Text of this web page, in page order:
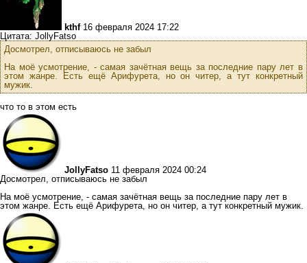
kthf 16 февраля 2024 17:22
Цитата: JollyFatso
Досмотрел, отписываюсь не забыл
На моё усмотрение, - самая зачётная вещь за последние пару лет в
этом жанре. Есть ещё Арифурета, но он читер, а тут конкретный
мужик.
что то в этом есть
JollyFatso 11 февраля 2024 00:24
Досмотрел, отписываюсь не забыл
На моё усмотрение, - самая зачётная вещь за последние пару лет в
этом жанре. Есть ещё Арифурета, но он читер, а тут конкретный мужик.